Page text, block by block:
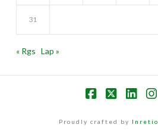
31
« Rgs Lap »
Proudly crafted by Inretio